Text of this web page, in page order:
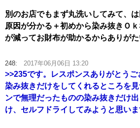
別のお店でもまず丸洗いしてみて、は
原因が分かる＋初めから染み抜きＯ
が減ってお財布が助かるからありがた
248: 2017年06月06日 13:20
>>235です。レスポンスありがとうご
染み抜きだけをしてくれるところを
ンで無理だったものの染み抜きだけ
け、セルフドライしてみようと思いま